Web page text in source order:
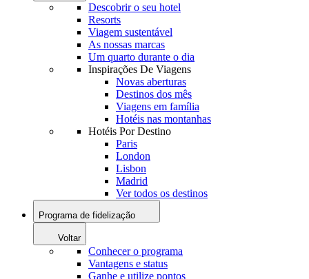
Descobrir o seu hotel
Resorts
Viagem sustentável
As nossas marcas
Um quarto durante o dia
Inspirações De Viagens
Novas aberturas
Destinos dos mês
Viagens em família
Hotéis nas montanhas
Hotéis Por Destino
Paris
London
Lisbon
Madrid
Ver todos os destinos
Programa de fidelização
Voltar
Conhecer o programa
Vantagens e status
Ganhe e utilize pontos